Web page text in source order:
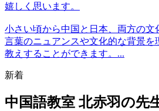
嬉しく思います。
小さい頃から中国と日本、両方の文
言葉のニュアンスや文化的な背景を
教えすることができます。...
新着
中国語教室 北赤羽の先